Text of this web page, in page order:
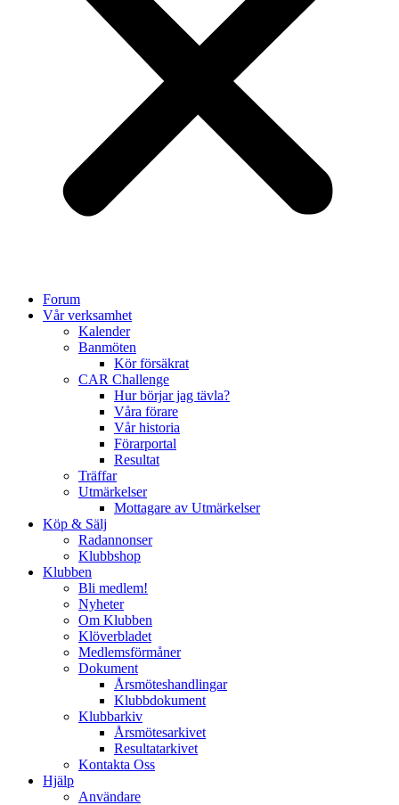
Forum
Vår verksamhet
Kalender
Banmöten
Kör försäkrat
CAR Challenge
Hur börjar jag tävla?
Våra förare
Vår historia
Förarportal
Resultat
Träffar
Utmärkelser
Mottagare av Utmärkelser
Köp & Sälj
Radannonser
Klubbshop
Klubben
Bli medlem!
Nyheter
Om Klubben
Klöverbladet
Medlemsförmåner
Dokument
Årsmöteshandlingar
Klubbdokument
Klubbarkiv
Årsmötesarkivet
Resultatarkivet
Kontakta Oss
Hjälp
Användare